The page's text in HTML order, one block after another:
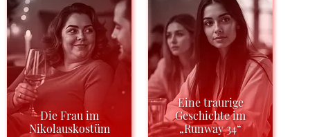
Die Frau im
Nikolauskostüm
Eine traurige
Geschichte im
„Runway 34“